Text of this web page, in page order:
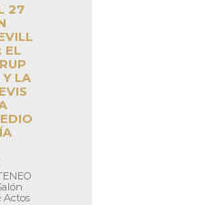
27
EL
Y LA
Actos